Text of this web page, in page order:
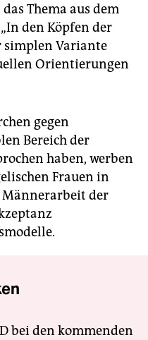
Thema aus dem
den Köpfen der
simplen Variante
Orientierungen
gegen
Bereich der
haben, werben
Frauen in
Männerarbeit der
bei den kommenden